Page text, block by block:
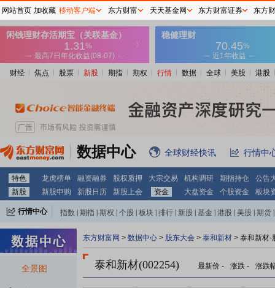
财经 焦点 股票 新股 期指 期权 行情 数据 全球 美股 港股
数据中心 全球财经快讯 行情中
特色 龙虎榜单 融资融券 股权质押 大宗交易 机构调研 期指持仓
公告
新股
新股申购 新股日历 新股上会 资金 大盘资金 个股资金 板块
行情中心 指数 期指 期权 个股 板块 排行 新股 基金 港股 美股 期货
全景图
东方财富网 > 数据中心 > 股东大会 > 泰和新材 > 泰和新材-
泰和新材(002254) 最新价 - 涨跌 - 涨跌
网站首页 加收藏 移动客户端 东方财富 天天基金网 东方财富证券 东方